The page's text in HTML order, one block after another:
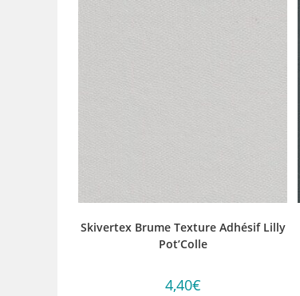
Skivertex Brume Texture Adhésif Lilly
Pot’Colle
4,40€